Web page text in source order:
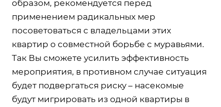
образом, рекомендуется перед
применением радикальных мер
посоветоваться с владельцами этих
квартир о совместной борьбе с муравьями.
Так Вы сможете усилить эффективность
мероприятия, в противном случае ситуация
будет подвергаться риску – насекомые
будут мигрировать из одной квартиры в